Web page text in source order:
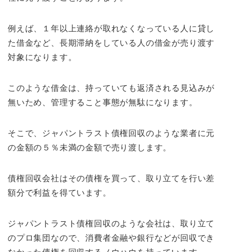
例えば、１年以上連絡が取れなくなっている人に貸し
た借金など、長期滞納をしている人の借金が売り渡す
対象になります。
このような借金は、持っていても返済される見込みが
無いため、管理すること事態が無駄になります。
そこで、ジャパントラスト債権回収のような業者に元
の金額の５％未満の金額で売り渡します。
債権回収会社はその債権を買って、取り立てを行い差
額分で利益を得ています。
ジャパントラスト債権回収のような会社は、取り立て
のプロ集団なので、消費者金融や銀行などが回収でき